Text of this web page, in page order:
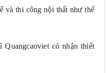
và thi công nội thất như thế
có nhận thiết